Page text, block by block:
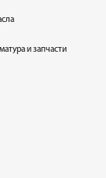
и запчасти